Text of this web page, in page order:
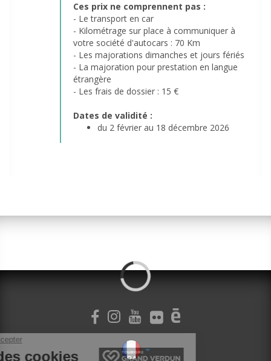
Ces prix ne comprennent pas :
- Le transport en car
- Kilométrage sur place à communiquer à
votre société d'autocars : 70 Km
- Les majorations dimanches et jours fériés
- La majoration pour prestation en langue
étrangère
- Les frais de dossier : 15 €
Dates de validité :
du 2 février au 18 décembre 2026